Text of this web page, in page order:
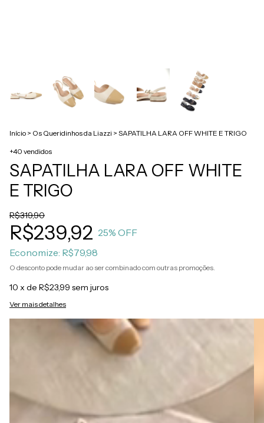
Início > Os Queridinhos da Liazzi > SAPATILHA LARA OFF WHITE E TRIGO
+40 vendidos
SAPATILHA LARA OFF WHITE
E TRIGO
R$319,90
R$239,92 25% OFF
Economize: R$79,98
O desconto pode mudar ao ser combinado com outras promoções.
10 x de R$23,99 sem juros
Ver mais detalhes